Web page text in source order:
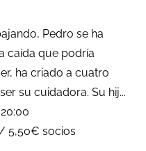
Pedro se ha
caída que podría
ha criado a cuatro
su cuidadora. Su hij...
5,50€ socios